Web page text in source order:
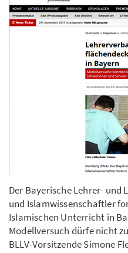
Der Bayerische Lehrer- und
und Islamwissenschaftler
Islamischen Unterricht in
Modellversuch dürfe nicht
BLLV-Vorsitzende Simone